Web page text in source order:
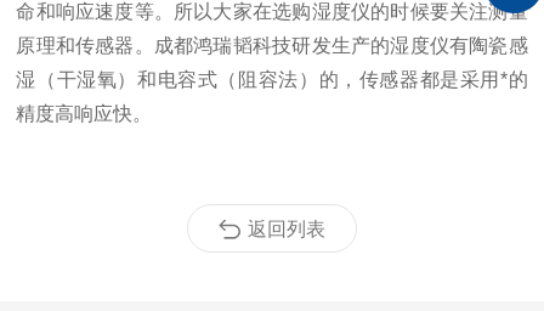
命和响应速度等。所以大家在选购湿度仪的时候要关注测量
原理和传感器。成都鸿瑞韬科技研发生产的湿度仪有陶瓷感
湿（干湿氧）和电容式（阻容法）的，传感器都是采用*的
精度高响应快。
返回列表